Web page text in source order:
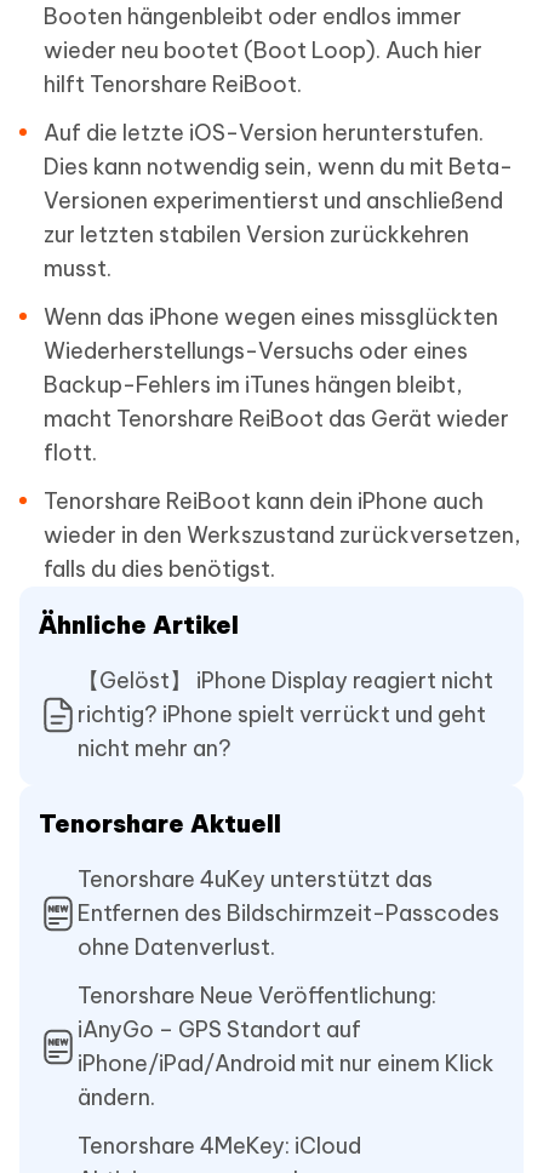
Booten hängenbleibt oder endlos immer
wieder neu bootet (Boot Loop). Auch hier
hilft Tenorshare ReiBoot.
Auf die letzte iOS-Version herunterstufen.
Dies kann notwendig sein, wenn du mit Beta-
Versionen experimentierst und anschließend
zur letzten stabilen Version zurückkehren
musst.
Wenn das iPhone wegen eines missglückten
Wiederherstellungs-Versuchs oder eines
Backup-Fehlers im iTunes hängen bleibt,
macht Tenorshare ReiBoot das Gerät wieder
flott.
Tenorshare ReiBoot kann dein iPhone auch
wieder in den Werkszustand zurückversetzen,
falls du dies benötigst.
Ähnliche Artikel
【Gelöst】 iPhone Display reagiert nicht
richtig? iPhone spielt verrückt und geht
nicht mehr an?
Tenorshare Aktuell
Tenorshare 4uKey unterstützt das
Entfernen des Bildschirmzeit-Passcodes
ohne Datenverlust.
Tenorshare Neue Veröffentlichung:
iAnyGo – GPS Standort auf
iPhone/iPad/Android mit nur einem Klick
ändern.
Tenorshare 4MeKey: iCloud